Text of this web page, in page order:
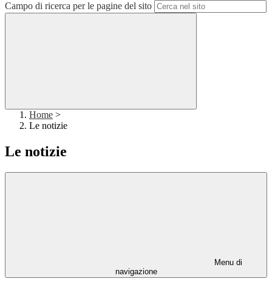
Campo di ricerca per le pagine del sito
Home >
Le notizie
Le notizie
Menu di
navigazione